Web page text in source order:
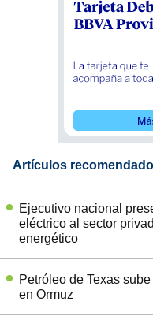
Artículos
Ejecutivo nacional
eléctrico al sector
energético
Petróleo de Texas
en Ormuz